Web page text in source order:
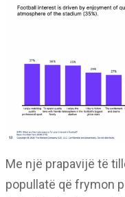
Me një prapavijë të
popullatë që frymon